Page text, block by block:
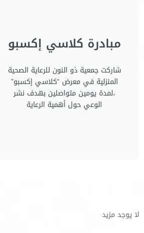
مبادرة كلاسي إكسبو
شاركت جمعية ذو النون للرعاية الصحية
المنزلية في معرض “كلاسي إكسبو”
،لمدة يومين متواصلين بهدف نشر
الوعي حول أهمية الرعاية
لا يوجد مزيد